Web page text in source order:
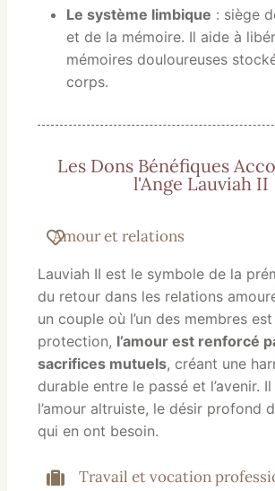
Le système limbique : siège
et de la mémoire. Il aide à
mémoires douloureuses
corps.
Les Dons Bénéfiques
l'Ange Lauviah II
Amour et relations
Lauviah II est le symbole de la
du retour dans les relations
un couple où l’un des membres
protection, l’amour est renforcé
sacrifices mutuels, créant une
durable entre le passé et l’avenir.
l’amour altruiste, le désir profond
qui en ont besoin.
Travail et vocation